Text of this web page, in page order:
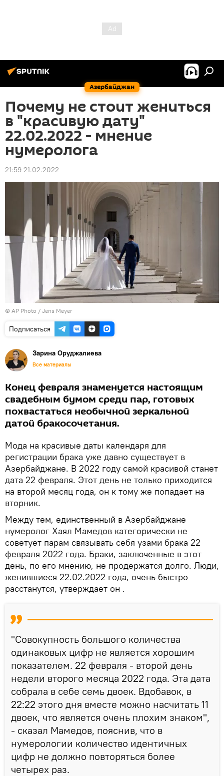
Азербайджан
Почему не стоит жениться
в "красивую дату"
22.02.2022 - мнение
нумеролога
21:59 21.02.2022
© AP Photo / Jens Meyer
Подписаться
Зарина Оруджалиева
Все материалы
Конец февраля знаменуется настоящим
свадебным бумом среди пар, готовых
похвастаться необычной зеркальной
датой бракосочетания.
Мода на красивые даты календаря для
регистрации брака уже давно существует в
Азербайджане. В 2022 году самой красивой станет
дата 22 февраля. Этот день не только приходится
на второй месяц года, он к тому же попадает на
вторник.
Между тем, единственный в Азербайджане
нумеролог Хаял Мамедов категорически не
советует парам связывать себя узами брака 22
февраля 2022 года. Браки, заключенные в этот
день, по его мнению, не продержатся долго. Люди,
женившиеся 22.02.2022 года, очень быстро
расстанутся, утверждает он .
"Совокупность большого количества
одинаковых цифр не является хорошим
показателем. 22 февраля - второй день
недели второго месяца 2022 года. Эта дата
собрала в себе семь двоек. Вдобавок, в
22:22 этого дня вместе можно насчитать 11
двоек, что является очень плохим знаком",
- сказал Мамедов, пояснив, что в
нумерологии количество идентичных
цифр не должно повторяться более
четырех раз.